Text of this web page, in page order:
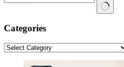
results
Categories
Categories